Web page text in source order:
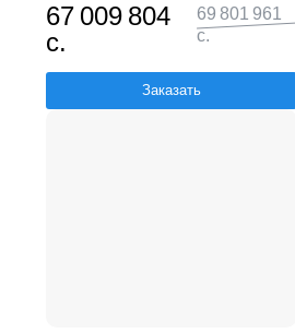
67 009 804
с.
69 801 961
с.
Заказать